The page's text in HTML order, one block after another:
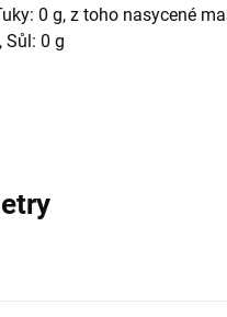
0 g, z toho nasycené
Sůl: 0 g